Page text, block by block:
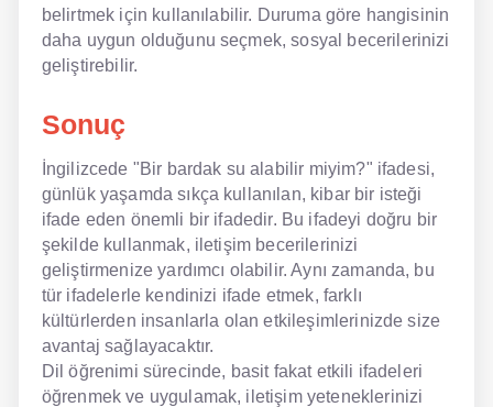
belirtmek için kullanılabilir. Duruma göre hangisinin
daha uygun olduğunu seçmek, sosyal becerilerinizi
geliştirebilir.
Sonuç
İngilizcede "Bir bardak su alabilir miyim?" ifadesi,
günlük yaşamda sıkça kullanılan, kibar bir isteği
ifade eden önemli bir ifadedir. Bu ifadeyi doğru bir
şekilde kullanmak, iletişim becerilerinizi
geliştirmenize yardımcı olabilir. Aynı zamanda, bu
tür ifadelerle kendinizi ifade etmek, farklı
kültürlerden insanlarla olan etkileşimlerinizde size
avantaj sağlayacaktır.
Dil öğrenimi sürecinde, basit fakat etkili ifadeleri
öğrenmek ve uygulamak, iletişim yeteneklerinizi